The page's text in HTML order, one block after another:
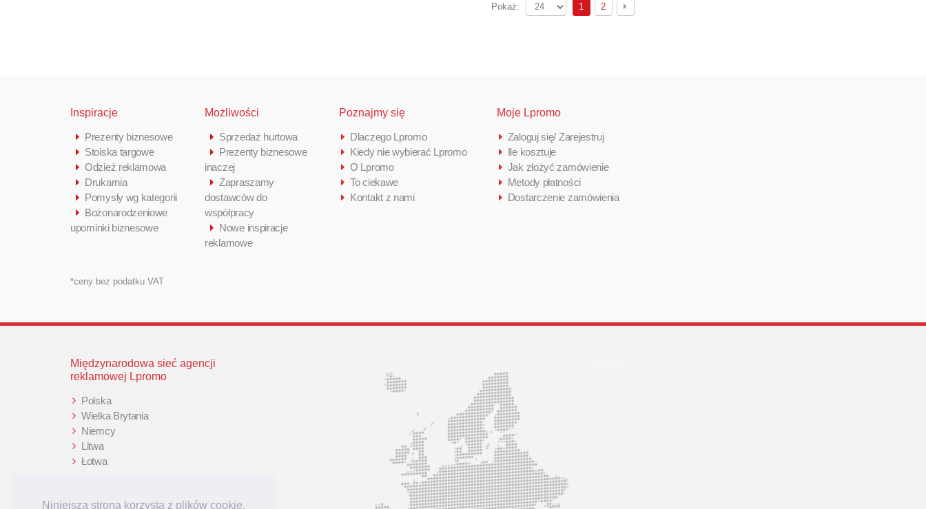
Niniejsza strona korzysta z plików cookie.
1 2
Pokaż:
Inspiracje
Prezenty biznesowe
Stoiska targowe
Odzież reklamowa
Drukarnia
Pomysły wg kategorii
Bożonarodzeniowe
upominki biznesowe
*ceny bez podatku VAT
Możliwości
Sprzedaż hurtowa
Prezenty biznesowe
inaczej
Zapraszamy
dostawców do
współpracy
Nowe inspiracje
reklamowe
Poznajmy się
Dlaczego Lpromo
Kiedy nie wybierać Lpromo
O Lpromo
To ciekawe
Kontakt z nami
Moje Lpromo
Zaloguj się/ Zarejestruj
Ile kosztuje
Jak złożyć zamówienie
Metody płatności
Dostarczenie zamówienia
Międzynarodowa sieć agencji
reklamowej Lpromo
Polska
Wielka Brytania
Niemcy
Litwa
Łotwa